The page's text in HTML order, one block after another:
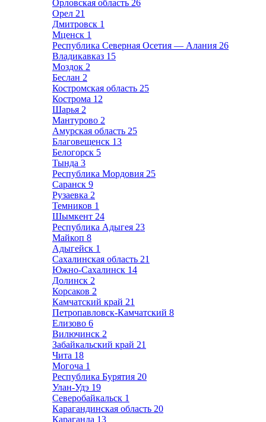
Орловская область 26
Орел 21
Дмитровск 1
Мценск 1
Республика Северная Осетия — Алания 26
Владикавказ 15
Моздок 2
Беслан 2
Костромская область 25
Кострома 12
Шарья 2
Мантурово 2
Амурская область 25
Благовещенск 13
Белогорск 5
Тында 3
Республика Мордовия 25
Саранск 9
Рузаевка 2
Темников 1
Шымкент 24
Республика Адыгея 23
Майкоп 8
Адыгейск 1
Сахалинская область 21
Южно-Сахалинск 14
Долинск 2
Корсаков 2
Камчатский край 21
Петропавловск-Камчатский 8
Елизово 6
Вилючинск 2
Забайкальский край 21
Чита 18
Могоча 1
Республика Бурятия 20
Улан-Удэ 19
Северобайкальск 1
Карагандинская область 20
Караганда 13